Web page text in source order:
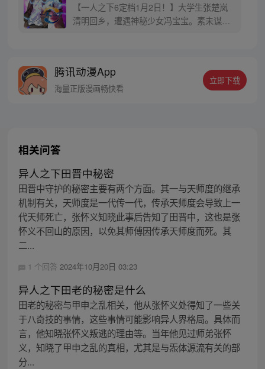
【一人之下6定档1月2日！】大学生张楚岚
清明回乡，遭遇神秘少女冯宝宝。素未谋面
密，张楚岚的生活被彻底颠覆，与冯宝宝一
同踏上“异人”之旅。
腾讯动漫App
海量正版漫画畅快看
立即下载
相关问答
异人之下田晋中秘密
田晋中守护的秘密主要有两个方面。其一与天师度的继承
机制有关，天师度是一代传一代，传承天师度会导致上一
代天师死亡，张怀义知晓此事后告知了田晋中，这也是张
怀义不回山的原因，以免其师傅因传承天师度而死。其
二...
1 个回答 2024年10月20日 03:23
异人之下田老的秘密是什么
田老的秘密与甲申之乱相关，他从张怀义处得知了一些关
于八奇技的事情，这些事情可能影响异人界格局。具体而
言，他知晓张怀义叛逃的理由等。当年他见过师弟张怀
义，知晓了甲申之乱的真相，尤其是与炁体源流有关的部
分...